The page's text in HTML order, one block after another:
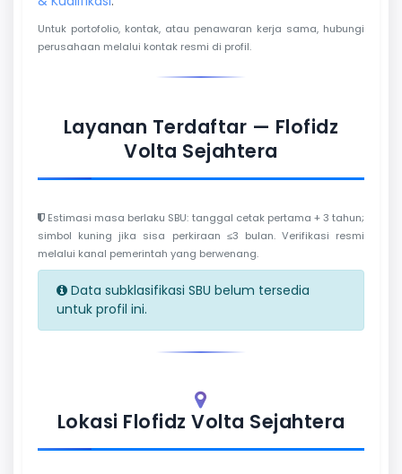
Untuk portofolio, kontak, atau penawaran kerja sama, hubungi
perusahaan melalui kontak resmi di profil.
Layanan Terdaftar — Flofidz
Volta Sejahtera
Estimasi masa berlaku SBU: tanggal cetak pertama + 3 tahun;
simbol kuning jika sisa perkiraan ≤3 bulan. Verifikasi resmi
melalui kanal pemerintah yang berwenang.
Data subklasifikasi SBU belum tersedia
untuk profil ini.
Lokasi Flofidz Volta Sejahtera